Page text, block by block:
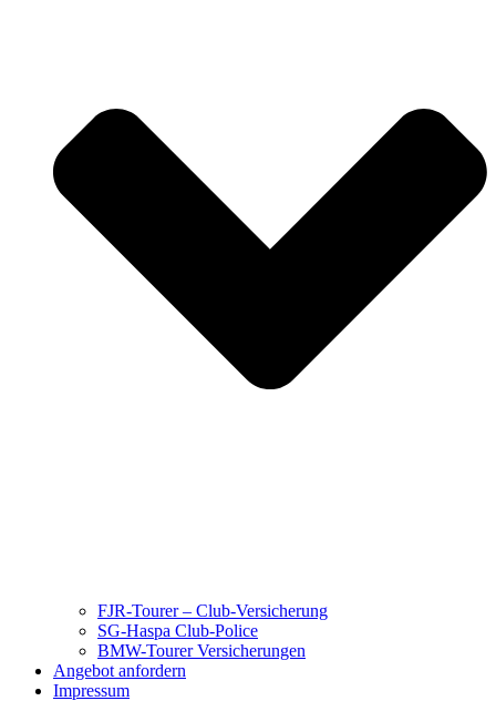
FJR-Tourer – Club-Versicherung
SG-Haspa Club-Police
BMW-Tourer Versicherungen
Angebot anfordern
Impressum